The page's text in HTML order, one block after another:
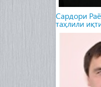
Сардори
таҳлили